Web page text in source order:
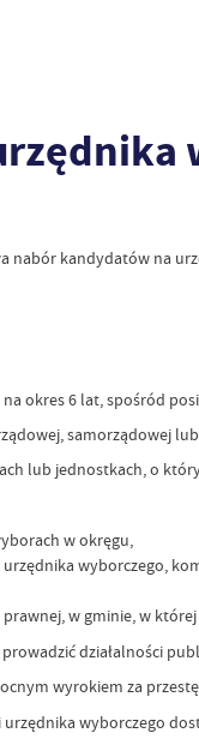
nabór kandydatów na
okres 6 lat, spośród
samorządowej
lub jednostkach, o
w okręgu,
wyborczego,
w gminie, w
działalności
wyrokiem za
urzędnika wyborczego